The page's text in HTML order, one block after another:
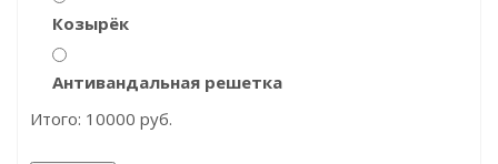
Козырёк
Антивандальная решетка
Итого: 10000 руб.